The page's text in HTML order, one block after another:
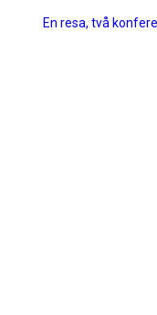
En resa, två